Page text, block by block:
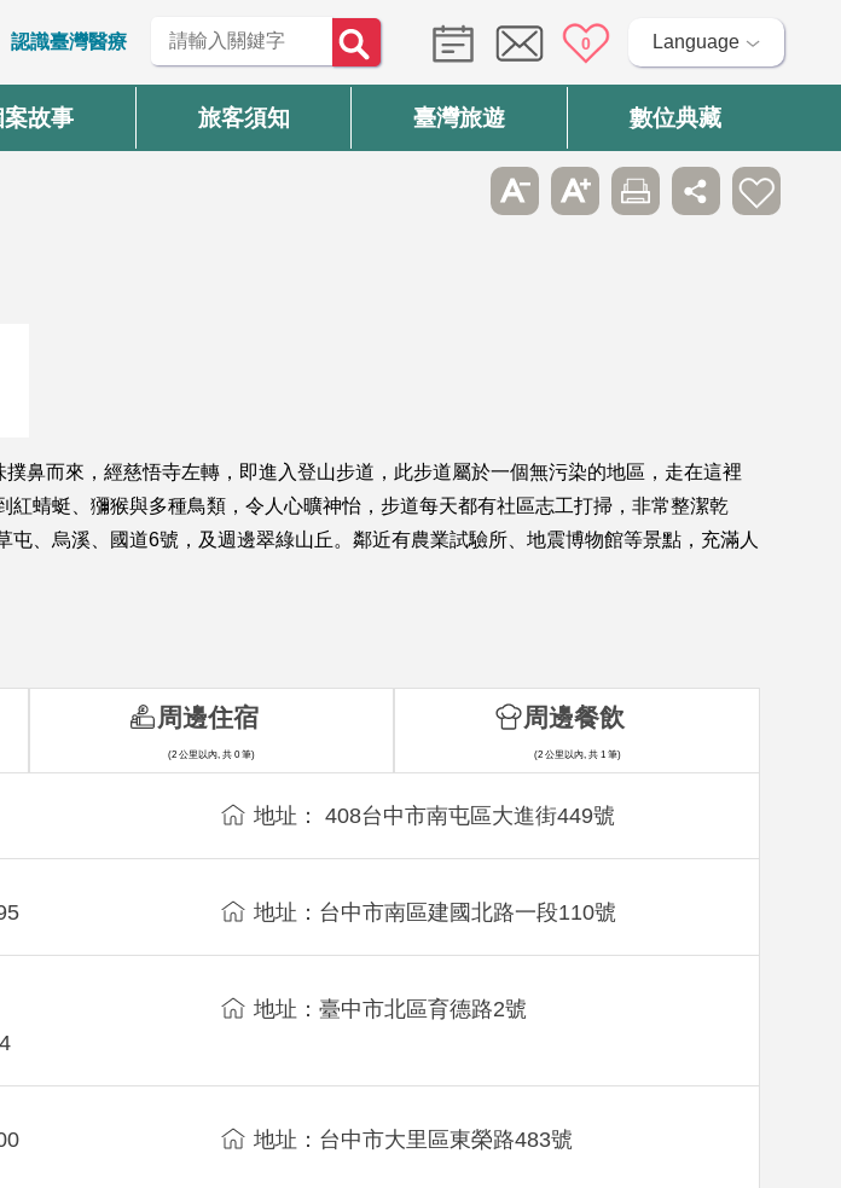
認識臺灣醫療 0 Language
案故事 旅客須知 臺灣旅遊 數位典藏
鼻而來，經慈悟寺左轉，即進入登山步道，此步道屬於一個無污染的地區，走在這裡
蜻蜓、獼猴與多種鳥類，令人心曠神怡，步道每天都有社區志工打掃，非常整潔乾
、烏溪、國道6號，及週邊翠綠山丘。鄰近有農業試驗所、地震博物館等景點，充滿人
地址： 408台中市南屯區大進街449號
地址：台中市南區建國北路一段110號
地址：臺中市北區育德路2號
地址：台中市大里區東榮路483號
周邊住宿
(2 公里以內, 共 0 筆)
周邊餐飲
(2 公里以內, 共 1 筆)